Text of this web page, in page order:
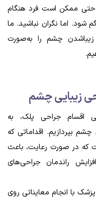
ممکن است فرد هنگام
شود. اما نگران نباشید. ما
زیباشدن چشم را به‌صورت
زیبایی چشم
اقسام جراحی پلک، به
بپردازیم. اقداماتی که
که در صورت رعایت، باعث
راندمان جراحی‌های
با انجام معایناتی روی